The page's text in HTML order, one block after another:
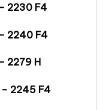
– 2230 F4
– 2240 F4
– 2279 H
– 2245 F4